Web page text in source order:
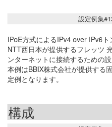
設定例集
IPoE方式によるIPv4 over IPv6
NTT西日本が提供するフレッツ
ンターネットに接続するための設
本例はBBIX株式会社が提供する
定例となります。
構成